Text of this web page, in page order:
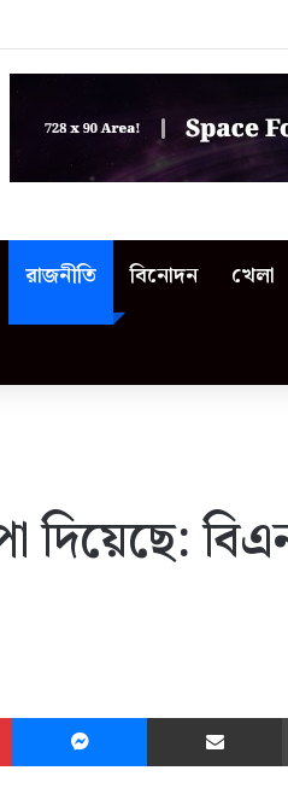
শহীদের পরিবার
রাজনীতি বিনোদন খেলা
দিয়েছে:
Pinterest Messenger